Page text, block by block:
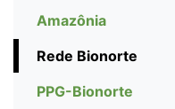
Amazônia
Rede Bionorte
PPG-Bionorte